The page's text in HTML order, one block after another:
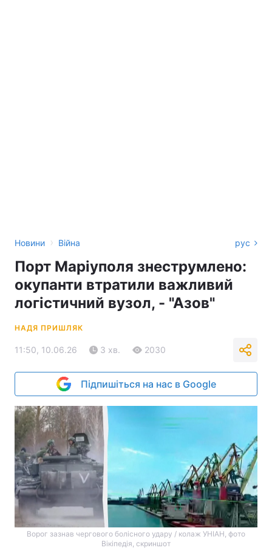
Новини › Війна рус
Порт Маріуполя знеструмлено:
окупанти втратили важливий
логістичний вузол, - "Азов"
НАДЯ ПРИШЛЯК
11:50, 10.06.26 3 хв. 2030
Підпишіться на нас в Google
Ворог зазнав чергового болісного удару / колаж УНІАН, фото
Вікіпедія, скриншот